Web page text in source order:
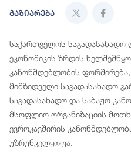
გაზიარება
საქართველოს საგადასახადო
ეკონომიკის ზრდის
კანონმდებლობის ფორმირება,
მიმზიდველი საგადასახადო
საგადასახადო და საბაჟო
მსოფლიო ორგანიზაციის
ევროკავშირის
უზრუნველყოფა.